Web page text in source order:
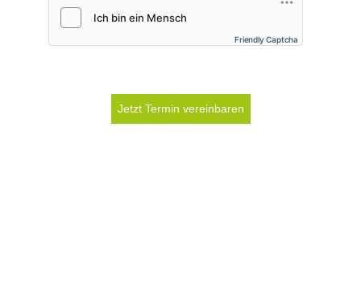
Friendly Captcha
Jetzt Termin vereinbaren